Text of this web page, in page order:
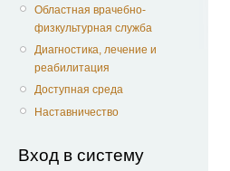
Областная врачебно-
физкультурная служба
Диагностика, лечение и
реабилитация
Доступная среда
Наставничество
Вход в систему